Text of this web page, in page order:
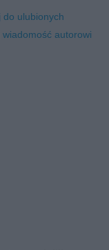
do ulubionych
wiadomość autorowi